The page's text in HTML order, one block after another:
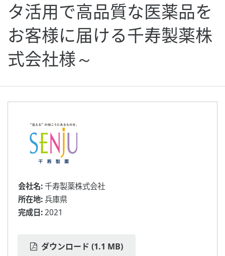
タ活用で高品質な医薬品を
お客様に届ける千寿製薬株
式会社様～
会社名:千寿製薬株式会社
所在地:兵庫県
完成日:2021
ダウンロード (1.1 MB)